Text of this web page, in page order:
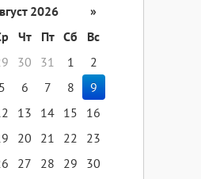
2026
»
Чт Пт Сб
Вс
30 31 1
2
5 6 7 8
9
13 14 15
16
20 21 22
23
27 28 29
30